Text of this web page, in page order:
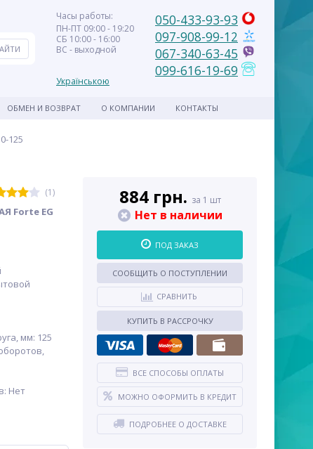
Часы работы:
ПН-ПТ 09:00 - 19:20
СБ 10:00 - 16:00
ВС - выходной
Українською
050-433-93-93
097-908-99-12
067-340-63-45
099-616-19-69
ОБМЕН И ВОЗВРАТ О КОМПАНИИ КОНТАКТЫ
125
(1)
Forte EG
мм: 125
Нет
884 грн. за 1 шт
Нет в наличии
ПОД ЗАКАЗ
СООБЩИТЬ О ПОСТУПЛЕНИИ
СРАВНИТЬ
КУПИТЬ В РАССРОЧКУ
ВСЕ СПОСОБЫ ОПЛАТЫ
МОЖНО ОФОРМИТЬ В КРЕДИТ
ПОДРОБНЕЕ О ДОСТАВКЕ